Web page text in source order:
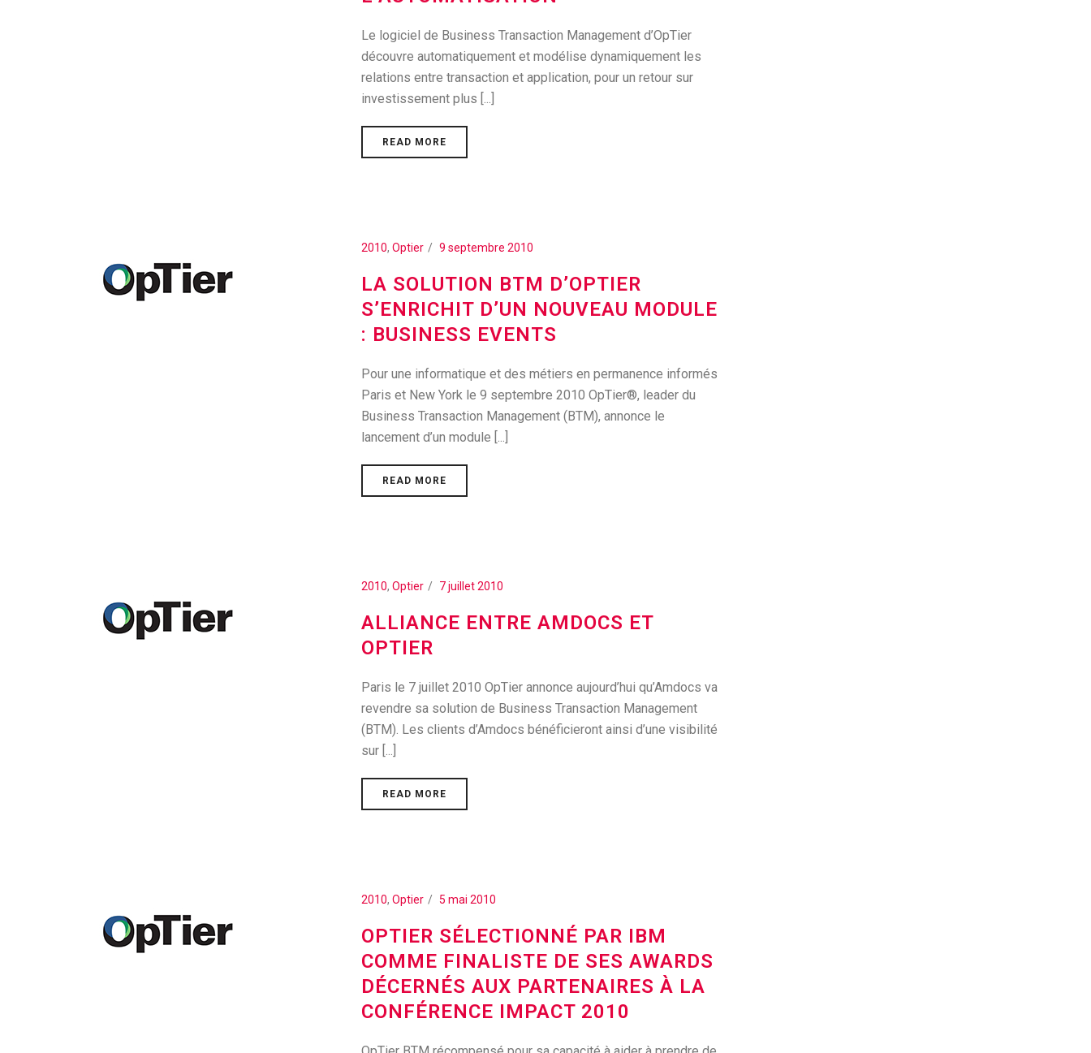
Le logiciel de Business Transaction Management d’OpTier
découvre automatiquement et modélise dynamiquement les
relations entre transaction et application, pour un retour sur
investissement plus [...]
READ MORE
2010,Optier 9 septembre 2010
LA SOLUTION BTM D’OPTIER
S’ENRICHIT D’UN NOUVEAU MODULE
: BUSINESS EVENTS
Pour une informatique et des métiers en permanence informés
Paris et New York le 9 septembre 2010 OpTier®, leader du
Business Transaction Management (BTM), annonce le
lancement d’un module [...]
READ MORE
2010,Optier 7 juillet 2010
ALLIANCE ENTRE AMDOCS ET
OPTIER
Paris le 7 juillet 2010 OpTier annonce aujourd’hui qu’Amdocs va
revendre sa solution de Business Transaction Management
(BTM). Les clients d’Amdocs bénéficieront ainsi d’une visibilité
sur [...]
READ MORE
2010,Optier 5 mai 2010
OPTIER SÉLECTIONNÉ PAR IBM
COMME FINALISTE DE SES AWARDS
DÉCERNÉS AUX PARTENAIRES À LA
CONFÉRENCE IMPACT 2010